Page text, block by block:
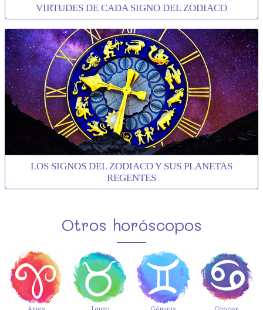
VIRTUDES DE CADA SIGNO DEL ZODIACO
LOS SIGNOS DEL ZODIACO Y SUS PLANETAS
REGENTES
Otros horóscopos